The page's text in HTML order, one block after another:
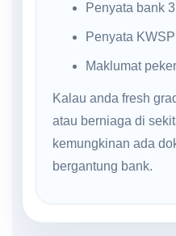
Penyata bank
Penyata
Maklumat
Kalau anda fresh
atau berniaga di
kemungkinan ada
bergantung bank.